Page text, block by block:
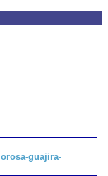
guajira-